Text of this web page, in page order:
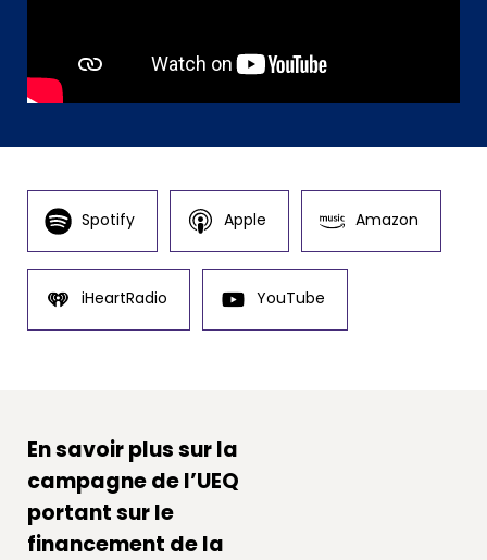
Spotify Apple Amazon
iHeartRadio YouTube
En savoir plus sur la
campagne de l’UEQ
portant sur le
financement de la